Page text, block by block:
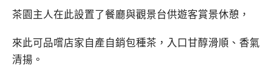
茶園主人在此設置了餐廳與觀景台供遊客賞景休憩，
來此可品嚐店家自產自銷包種茶，入口甘醇滑順、香氣
清揚。